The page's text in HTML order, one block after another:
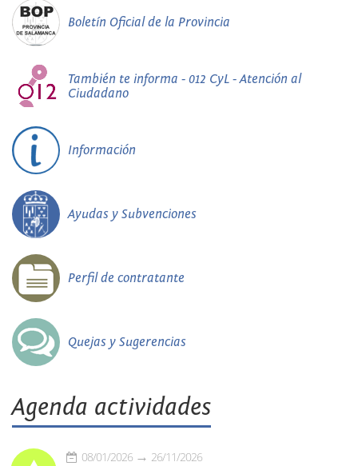
Boletín Oficial de la Provincia
También te informa - 012 CyL - Atención al
Ciudadano
Información
Ayudas y Subvenciones
Perfil de contratante
Quejas y Sugerencias
Agenda actividades
08/01/2026 26/11/2026